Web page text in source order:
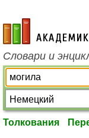
academic.ru
Словари и
Толкования